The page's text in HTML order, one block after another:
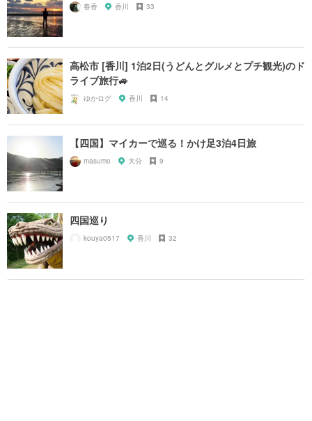
春香 香川 33
高松市 [香川] 1泊2日(うどんとグルメとプチ観光)のド
ライブ旅行🚙
ゆかログ 香川 14
【四国】マイカーで巡る！かけ足3泊4日旅
masumo 大分 9
四国巡り
kouya0517 香川 32